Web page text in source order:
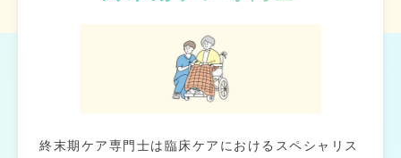
終末期ケア専門士は臨床ケアにおけるスペシャリス